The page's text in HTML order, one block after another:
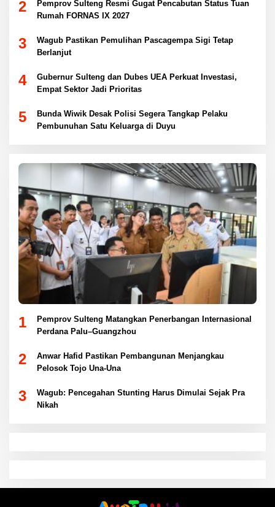
2
Pemprov Sulteng Resmi Gugat Pencabutan Status Tuan
Rumah FORNAS IX 2027
3
Wagub Pastikan Pemulihan Pascagempa Sigi Tetap
Berlanjut
4
Gubernur Sulteng dan Dubes UEA Perkuat Investasi,
Empat Sektor Jadi Prioritas
5
Bunda Wiwik Desak Polisi Segera Tangkap Pelaku
Pembunuhan Satu Keluarga di Duyu
1
Pemprov Sulteng Matangkan Penerbangan Internasional
Perdana Palu–Guangzhou
2
Anwar Hafid Pastikan Pembangunan Menjangkau
Pelosok Tojo Una-Una
3
Wagub: Pencegahan Stunting Harus Dimulai Sejak Pra
Nikah